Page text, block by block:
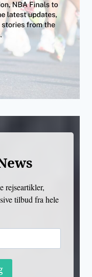
rejseartikler,
tilbud fra hele